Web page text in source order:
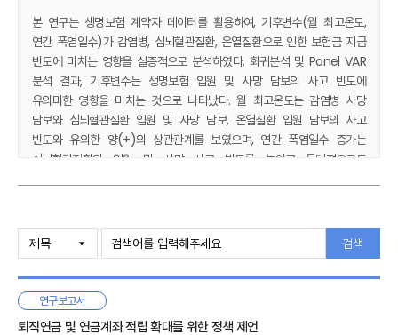
본 연구는 생명보험 계약자 데이터를 활용하여, 기후변수(월 최고온도,
연간 폭염일수)가 감염병, 심뇌혈관질환, 온열질환으로 인한 보험금 지급
빈도에 미치는 영향을 실증적으로 분석하였다. 회귀분석 및 Panel VAR
분석 결과, 기후변수는 생명보험 입원 및 사망 담보의 사고 빈도에
유의미한 영향을 미치는 것으로 나타났다. 월 최고온도는 감염병 사망
담보와 심뇌혈관질환 입원 및 사망 담보, 온열질환 입원 담보의 사고
빈도와 유의한 양(+)의 상관관계를 보였으며, 연간 폭염일수 증가는
심뇌혈관질환의 입원 및 사망 사고 빈도를 높이고 동태적으로도
수 있음을 시사하며, 이에 따른 보험가격 책정 및 상품 설계의 중요성을
강조한다. 이에 따라 건강·생명보험회사는 기후 위험에 대응하기 위해
프로그램을 도입해야 한다. 장기적으로는 다음과 같은 전략이 필요하다.
첫째, 기후변화와 건강 데이터를 통합 분석하여 위험 요인을 평가하고 이를
보험상품 설계에 활용해야 한다. 둘째, 기후변화의 영향을 반영한 보험료율
1. 연구 배경 및 목적
2. 선행연구와의 차별성
3. 연구 내용 및 구성
Ⅱ. 기후변화와 보험산업의 위험 요인
검색
연구보고서
퇴직연금 및 연금계좌 적립 확대를 위한 정책 제언